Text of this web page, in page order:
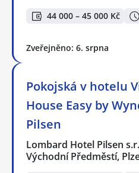
44 000 – 45 000 Kč
Zveřejněno: 6. srpna
Pokojská v hotelu
House Easy by
Pilsen
Lombard Hotel Pilsen
Východní Předměstí,